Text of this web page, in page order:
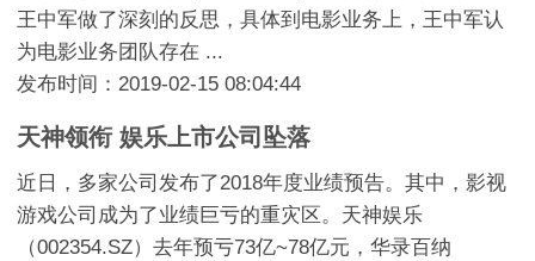
王中军做了深刻的反思，具体到电影业务上，王中军认
为电影业务团队存在 ...
发布时间：2019-02-15 08:04:44
天神领衔 娱乐上市公司坠落
近日，多家公司发布了2018年度业绩预告。其中，影视
游戏公司成为了业绩巨亏的重灾区。天神娱乐
（002354.SZ）去年预亏73亿~78亿元，华录百纳